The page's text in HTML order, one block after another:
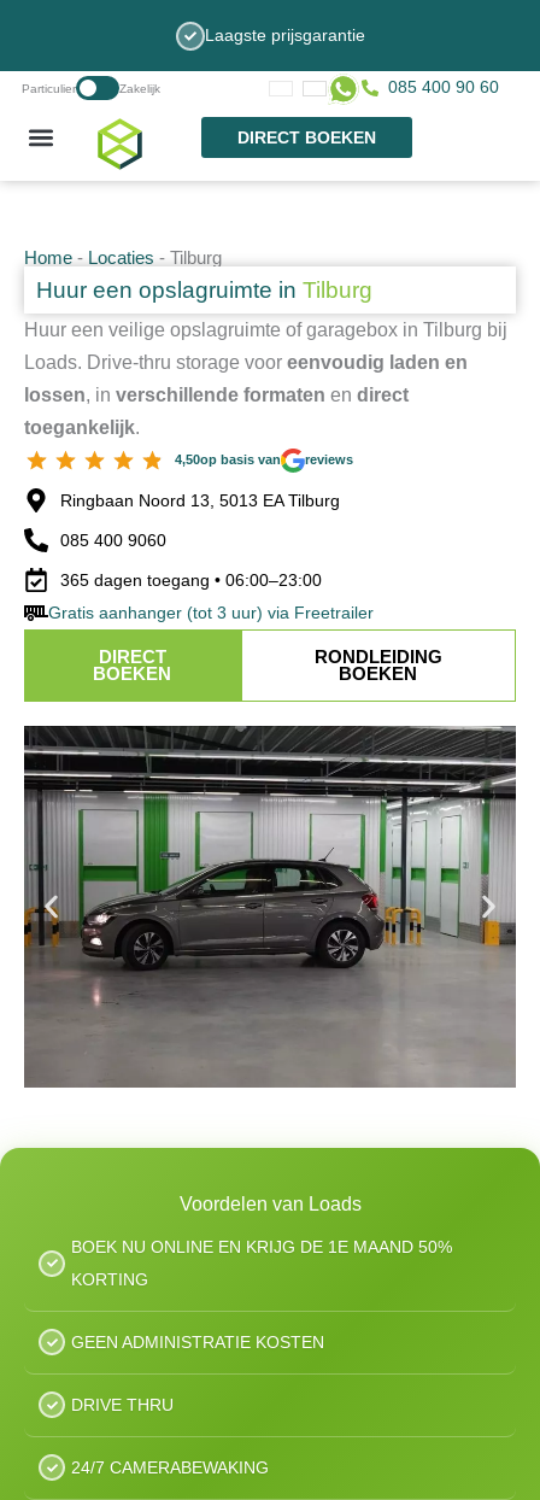
Laagste prijsgarantie
085 400 90 60
Particulier Zakelijk
DIRECT BOEKEN
Home - Locaties - Tilburg
Huur een opslagruimte in Tilburg
Huur een veilige opslagruimte of garagebox in Tilburg bij
Loads. Drive-thru storage voor eenvoudig laden en
lossen, in verschillende formaten en direct
toegankelijk.
4,50op basis van reviews
Ringbaan Noord 13, 5013 EA Tilburg
085 400 9060
365 dagen toegang • 06:00–23:00
Gratis aanhanger (tot 3 uur) via Freetrailer
DIRECT
BOEKEN
RONDLEIDING
BOEKEN
Voordelen van Loads
BOEK NU ONLINE EN KRIJG DE 1E MAAND 50%
KORTING
GEEN ADMINISTRATIE KOSTEN
DRIVE THRU
24/7 CAMERABEWAKING